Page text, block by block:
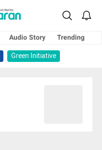
Audio Story
Trending
Green Initiative